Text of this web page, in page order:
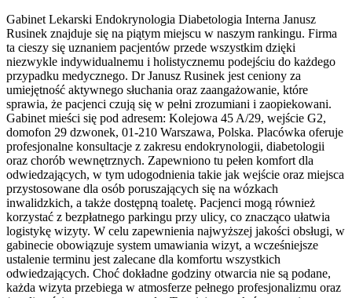
Gabinet Lekarski Endokrynologia Diabetologia Interna Janusz
Rusinek znajduje się na piątym miejscu w naszym rankingu. Firma
ta cieszy się uznaniem pacjentów przede wszystkim dzięki
niezwykle indywidualnemu i holistycznemu podejściu do każdego
przypadku medycznego. Dr Janusz Rusinek jest ceniony za
umiejętność aktywnego słuchania oraz zaangażowanie, które
sprawia, że pacjenci czują się w pełni zrozumiani i zaopiekowani.
Gabinet mieści się pod adresem: Kolejowa 45 A/29, wejście G2,
domofon 29 dzwonek, 01-210 Warszawa, Polska. Placówka oferuje
profesjonalne konsultacje z zakresu endokrynologii, diabetologii
oraz chorób wewnętrznych. Zapewniono tu pełen komfort dla
odwiedzających, w tym udogodnienia takie jak wejście oraz miejsca
przystosowane dla osób poruszających się na wózkach
inwalidzkich, a także dostępną toaletę. Pacjenci mogą również
korzystać z bezpłatnego parkingu przy ulicy, co znacząco ułatwia
logistykę wizyty. W celu zapewnienia najwyższej jakości obsługi, w
gabinecie obowiązuje system umawiania wizyt, a wcześniejsze
ustalenie terminu jest zalecane dla komfortu wszystkich
odwiedzających. Choć dokładne godziny otwarcia nie są podane,
każda wizyta przebiega w atmosferze pełnego profesjonalizmu oraz